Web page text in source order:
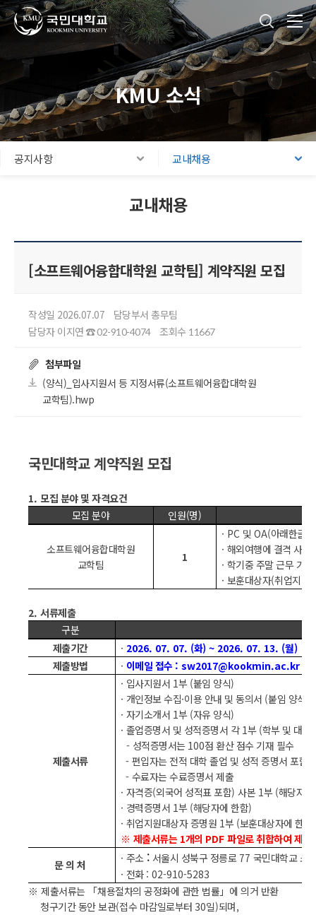
주메뉴 바로가기
본문내용 바로가기
푸터 바로가기
국민대학교
KMU 소식
공지사항 교내채용
교내채용
[소프트웨어융합대학원 교학팀] 계약직원 모집
작성일 2026.07.07
담당부서 총무팀
담당자 이지연 ☎ 02-910-4074 조회수 11667
첨부파일
(양식)_입사지원서 등 지정서류(소프트웨어융합대학원
교학팀).hwp
국민대학교 계약직원 모집
1. 모집 분야 및 자격요건
모집 분야
인원(명)
소프트웨어융합대학원
교학팀
1
· PC 및 OA(아래한글
· 해외여행에 결격 사유
· 학기중 주말 근무 가
· 보훈대상자(취업지원
2. 서류제출
구분
제출기간
· 2026. 07. 07. (화) ~ 2026. 07. 13. (월)
제출방법
· 이메일 접수 : sw2017@kookmin.ac.kr
제출서류
· 입사지원서 1부 (붙임 양식)
· 개인정보 수집·이용 안내 및 동의서 (붙임 양식
· 자기소개서 1부 (자유 양식)
· 졸업증명서 및 성적증명서 각 1부 (학부 및 대학
- 성적증명서는 100점 환산 점수 기재 필수
- 편입자는 전적 대학 졸업 및 성적 증명서 포함
- 수료자는 수료증명서 제출
· 자격증(외국어 성적표 포함)사본 1부 (해당자
· 경력증명서 1부 (해당자에 한함)
· 취업지원대상자 증명원 1부 (보훈대상자에 한함
※ 제출서류는 1개의 PDF파일로 취합하여 제출
문 의 처
· 주소 : 서울시 성북구 정릉로 77 국민대학교 소
· 전화 : 02-910-5283
※ 제출서류는 「채용절차의 공정화에 관한 법률 」 에 의거 반환
청구기간 동안 보관(접수 마감일로부터 30일)되며,